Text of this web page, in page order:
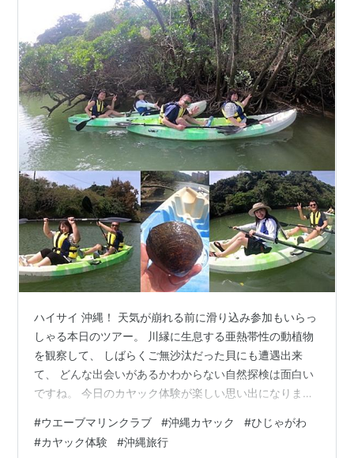
ハイサイ 沖縄！ 天気が崩れる前に滑り込み参加もいらっ
しゃる本日のツアー。 川縁に生息する亜熱帯性の動植物
を観察して、 しばらくご無沙汰だった貝にも遭遇出来
て、 どんな出会いがあるかわからない自然探検は面白い
ですね。 今日のカヤック体験が楽しい思い出になります
ンクラブ。 経験豊富な頼れるカヤックガイドがはじめて
の方から 丁寧に漕ぎ方をレクチャーして安心・安全で楽
#ウエーブマリンクラブ #沖縄カヤック #ひじゃがわ
#カヤック体験 #沖縄旅行